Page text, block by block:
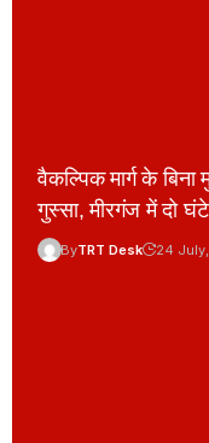
वैकल्पिक मार्ग के
गुस्सा, मीरगंज में दो
ByTRT Desk 24